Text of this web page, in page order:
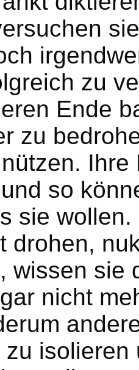
zu
Ende
zu
so
sie
drohen,
wissen sie
nicht